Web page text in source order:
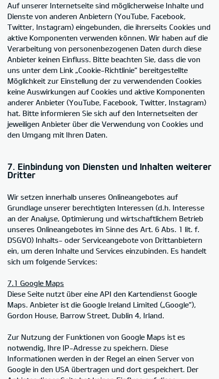
Auf unserer Internetseite sind möglicherweise Inhalte und
Dienste von anderen Anbietern (YouTube, Facebook,
Twitter, Instagram) eingebunden, die ihrerseits Cookies und
aktive Komponenten verwenden können. Wir haben auf die
Verarbeitung von personenbezogenen Daten durch diese
Anbieter keinen Einfluss. Bitte beachten Sie, dass die von
uns unter dem Link „Cookie-Richtlinie“ bereitgestellte
Möglichkeit zur Einstellung der zu verwendenden Cookies
keine Auswirkungen auf Cookies und aktive Komponenten
anderer Anbieter (YouTube, Facebook, Twitter, Instagram)
hat. Bitte informieren Sie sich auf den Internetseiten der
jeweiligen Anbieter über die Verwendung von Cookies und
den Umgang mit Ihren Daten.
7. Einbindung von Diensten und Inhalten weiterer
Dritter
Wir setzen innerhalb unseres Onlineangebotes auf
Grundlage unserer berechtigten Interessen (d.h. Interesse
an der Analyse, Optimierung und wirtschaftlichem Betrieb
unseres Onlineangebotes im Sinne des Art. 6 Abs. 1 lit. f.
DSGVO) Inhalts- oder Serviceangebote von Drittanbietern
ein, um deren Inhalte und Services einzubinden. Es handelt
sich um folgende Services:
7.1 Google Maps
Diese Seite nutzt über eine API den Kartendienst Google
Maps. Anbieter ist die Google Ireland Limited („Google“),
Gordon House, Barrow Street, Dublin 4, Irland.
Zur Nutzung der Funktionen von Google Maps ist es
notwendig, Ihre IP-Adresse zu speichern. Diese
Informationen werden in der Regel an einen Server von
Google in den USA übertragen und dort gespeichert. Der